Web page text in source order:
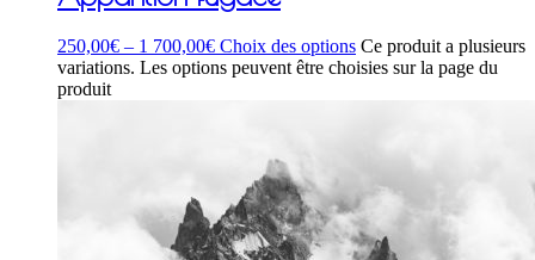
250,00€ – 1 700,00€ Choix des options Ce produit a plusieurs
variations. Les options peuvent être choisies sur la page du
produit